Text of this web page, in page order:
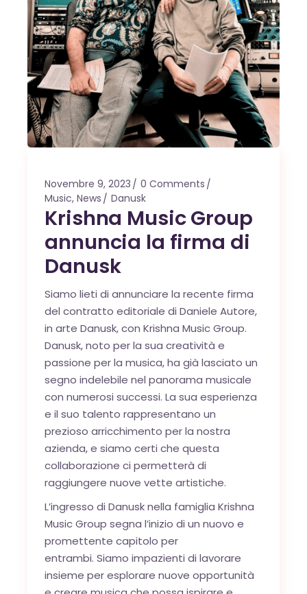
Novembre 9, 2023
0 Comments
Music,News Danusk
Krishna Music Group
annuncia la firma di
Danusk
Siamo lieti di annunciare la recente firma
del contratto editoriale di Daniele Autore,
in arte Danusk, con Krishna Music Group.
Danusk, noto per la sua creatività e
passione per la musica, ha già lasciato un
segno indelebile nel panorama musicale
con numerosi successi. La sua esperienza
e il suo talento rappresentano un
prezioso arricchimento per la nostra
azienda, e siamo certi che questa
collaborazione ci permetterà di
raggiungere nuove vette artistiche.
L’ingresso di Danusk nella famiglia Krishna
Music Group segna l’inizio di un nuovo e
promettente capitolo per
entrambi. Siamo impazienti di lavorare
insieme per esplorare nuove opportunità